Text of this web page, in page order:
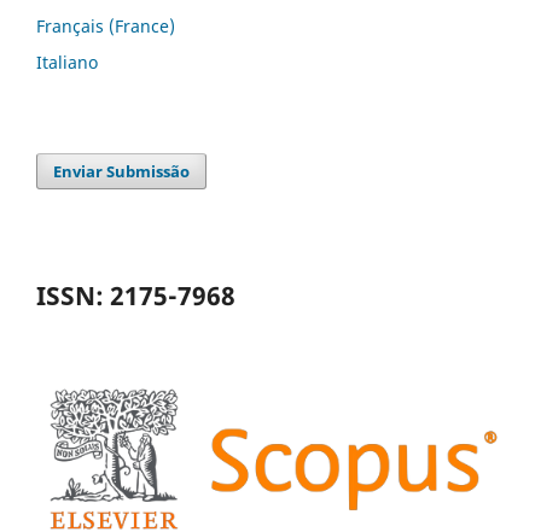
Français (France)
Italiano
Enviar Submissão
ISSN: 2175-7968